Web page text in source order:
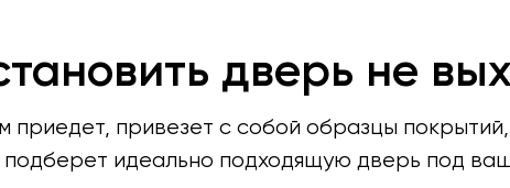
дверь не
привезет с собой образцы
подберет идеально подходящую дверь под